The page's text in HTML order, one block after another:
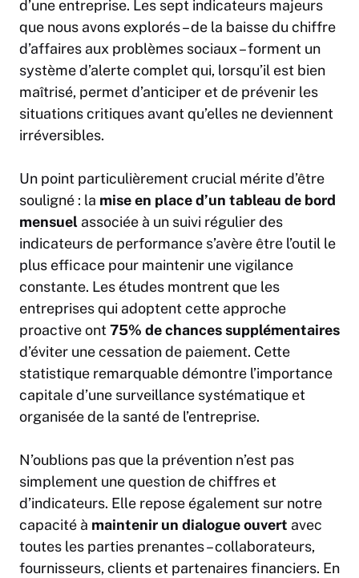
d’une entreprise. Les sept indicateurs majeurs
que nous avons explorés – de la baisse du chiffre
d’affaires aux problèmes sociaux – forment un
système d’alerte complet qui, lorsqu’il est bien
maîtrisé, permet d’anticiper et de prévenir les
situations critiques avant qu’elles ne deviennent
irréversibles.
Un point particulièrement crucial mérite d’être
souligné : la mise en place d’un tableau de bord
mensuel associée à un suivi régulier des
indicateurs de performance s’avère être l’outil le
plus efficace pour maintenir une vigilance
constante. Les études montrent que les
entreprises qui adoptent cette approche
proactive ont75% de chances supplémentaires
d’éviter une cessation de paiement. Cette
statistique remarquable démontre l’importance
capitale d’une surveillance systématique et
organisée de la santé de l’entreprise.
N’oublions pas que la prévention n’est pas
simplement une question de chiffres et
d’indicateurs. Elle repose également sur notre
capacité à maintenir un dialogue ouvert avec
toutes les parties prenantes – collaborateurs,
fournisseurs, clients et partenaires financiers. En